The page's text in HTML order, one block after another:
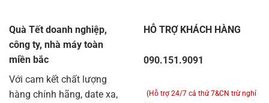
Quà Tết doanh nghiệp,
công ty, nhà máy toàn
miền bắc
Với cam kết chất lượng
hàng chính hãng, date xa,
HỖ TRỢ KHÁCH HÀNG
090.151.9091
(Hỗ trợ 24/7 cả thứ 7&CN trừ nghỉ